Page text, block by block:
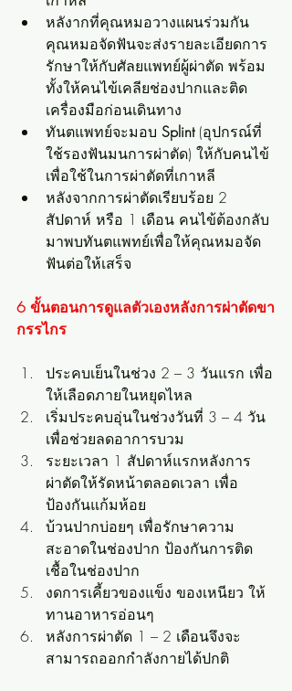
หลังากที่คุณหมอวางแผนร่วมกัน
คุณหมอจัดฟันจะส่งรายละเอียดการ
รักษาให้กับศัลยแพทย์ผู้ผ่าตัด พร้อม
ทั้งให้คนไข้เคลียช่องปากและติด
เครื่องมือก่อนเดินทาง
ทันตแพทย์จะมอบ Splint (อุปกรณ์ที่
ใช้รองฟันมนการผ่าตัด) ให้กับคนไข้
เพื่อใช้ในการผ่าตัดที่เกาหลี
หลังจากการผ่าตัดเรียบร้อย 2
สัปดาห์ หรือ 1 เดือน คนไข้ต้องกลับ
มาพบทันตแพทย์เพื่อให้คุณหมอจัด
ฟันต่อให้เสร็จ
6 ขั้นตอนการดูแลตัวเองหลังการผ่าตัดขา
กรรไกร
ประคบเย็นในช่วง 2 – 3 วันแรก เพื่อ
ให้เลือดภายในหยุดไหล
เริ่มประคบอุ่นในช่วงวันที่ 3 – 4 วัน
เพื่อช่วยลดอาการบวม
ระยะเวลา 1 สัปดาห์แรกหลังการ
ผ่าตัดให้รัดหน้าตลอดเวลา เพื่อ
ป้องกันแก้มห้อย
บ้วนปากบ่อยๆ เพื่อรักษาความ
สะอาดในช่องปาก ป้องกันการติด
เชื้อในช่องปาก
งดการเคี้ยวของแข็ง ของเหนียว ให้
ทานอาหารอ่อนๆ
หลังการผ่าตัด 1 – 2 เดือนจึงจะ
สามารถออกกำลังกายได้ปกติ